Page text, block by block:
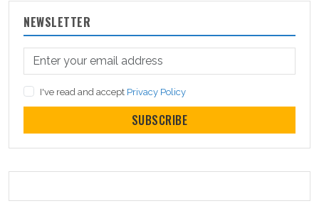
NEWSLETTER
I've read and accept Privacy Policy
SUBSCRIBE